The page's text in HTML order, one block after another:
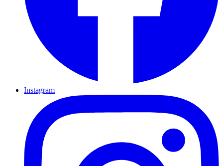
Instagram